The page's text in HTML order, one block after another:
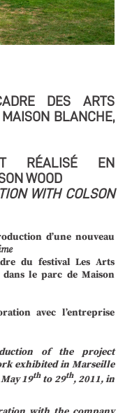
DES ARTS
BLANCHE,
RÉALISÉ EN
WOOD
WITH COLSON
d’une nouveau
du festival Les Arts
le parc de Maison
avec l’entreprise
of the project
exhibited in Marseille
19thto 29th, 2011, in